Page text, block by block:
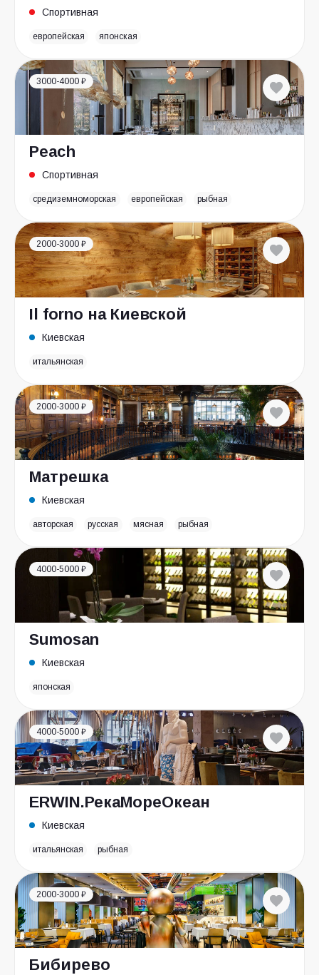
Спортивная
европейская японская
3000-4000 ₽
Peach
Спортивная
средиземноморская европейская рыбная
2000-3000 ₽
Il forno на Киевской
Киевская
итальянская
2000-3000 ₽
Матрешка
Киевская
авторская русская мясная рыбная
4000-5000 ₽
Sumosan
Киевская
японская
4000-5000 ₽
ERWIN.РекаМореОкеан
Киевская
итальянская рыбная
2000-3000 ₽
Бибирево